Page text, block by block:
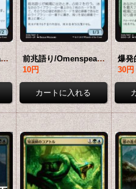
大クラゲ/Man-o'-War 【日本語版】 [EVK-青C]
前兆語り/Omenspeaker 【日本語版】 [EVK-青C]
10円
30円